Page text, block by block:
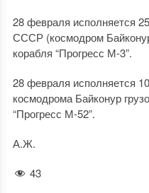
28 февраля исполняется
СССР (космодром
корабля “Прогресс М-3”.
28 февраля исполняется
космодрома Байконур
“Прогресс М-52”.
А.Ж.
43